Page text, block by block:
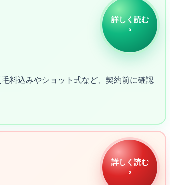
詳しく読む
›
料込みやショット式など、契約前に確認
詳しく読む
›